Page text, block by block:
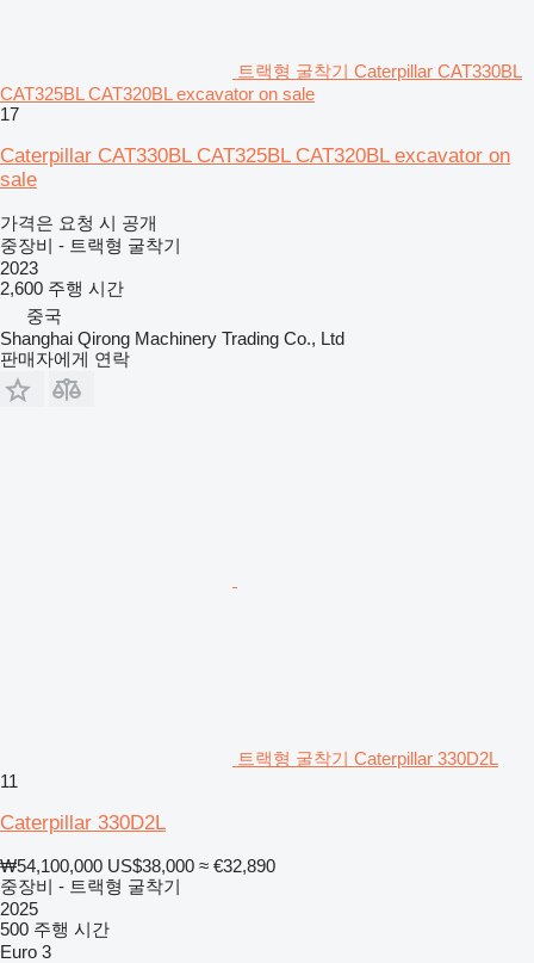
트랙형 굴착기 Caterpillar CAT330BL
CAT325BL CAT320BL excavator on sale
17
Caterpillar CAT330BL CAT325BL CAT320BL excavator on
sale
가격은 요청 시 공개
중장비 - 트랙형 굴착기
2023
2,600 주행 시간
중국
Shanghai Qirong Machinery Trading Co., Ltd
판매자에게 연락
트랙형 굴착기 Caterpillar 330D2L
11
Caterpillar 330D2L
₩54,100,000 US$38,000 ≈ €32,890
중장비 - 트랙형 굴착기
2025
500 주행 시간
Euro 3